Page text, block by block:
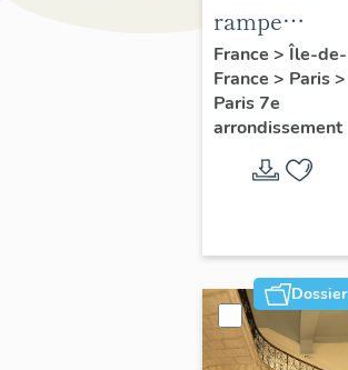
rampe
d'appui,
escalier de l'
hôtel du
actuellement
étudié)
France > Île-de-
France > Paris>
Paris 7e
arrondissement
Dossier